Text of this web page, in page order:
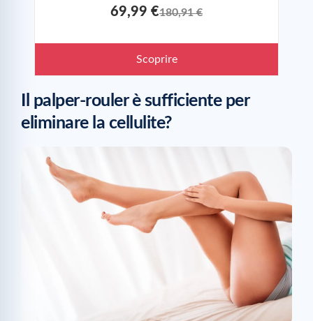
69,99 €180,91 €
Scoprire
Il palper-rouler è sufficiente per
eliminare la cellulite?